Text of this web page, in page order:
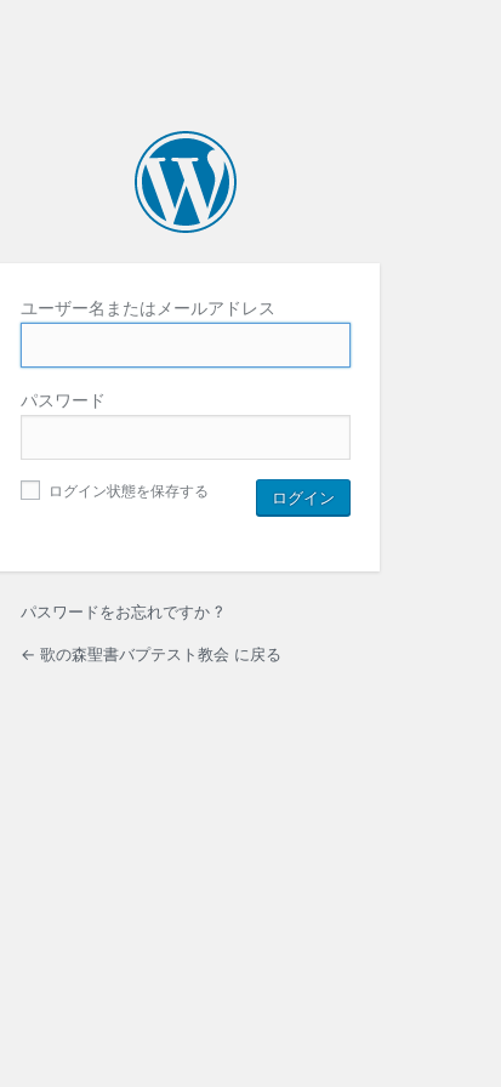
ユーザー名またはメールアドレス
パスワード
ログイン状態を保存する
パスワードをお忘れですか ?
← 歌の森聖書バプテスト教会 に戻る